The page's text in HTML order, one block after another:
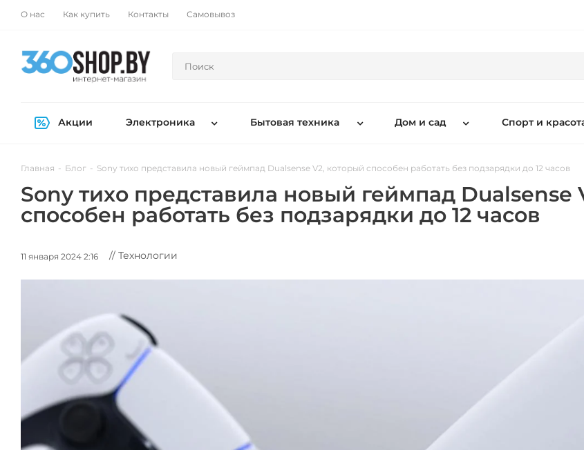
О нас Как купить Контакты Самовывоз
Акции Электроника Бытовая техника Дом и сад Спорт и
Главная - Блог - Sony тихо представила новый геймпад Dualsense V2, который способен работать без подзарядки до 12 часов
Sony тихо представила новый геймпад Dualsense
способен работать без подзарядки до 12 часов
11 января 2024 2:16 // Технологии